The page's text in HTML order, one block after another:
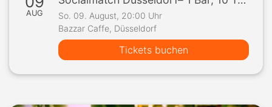
AUG
So. 09. August, 20:00 Uhr
Bazzar Caffe, Düsseldorf
Tickets buchen